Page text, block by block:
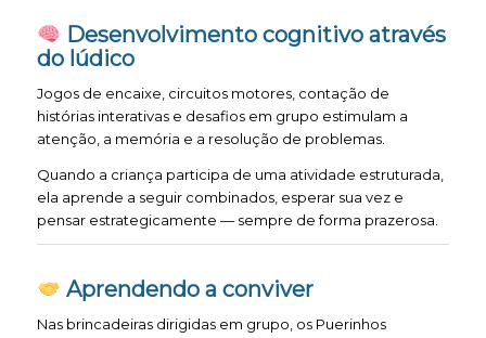
Desenvolvimento cognitivo através
do lúdico
Jogos de encaixe, circuitos motores, contação de
histórias interativas e desafios em grupo estimulam a
atenção, a memória e a resolução de problemas.
Quando a criança participa de uma atividade estruturada,
ela aprende a seguir combinados, esperar sua vez e
pensar estrategicamente — sempre de forma prazerosa.
Aprendendo a conviver
Nas brincadeiras dirigidas em grupo, os Puerinhos